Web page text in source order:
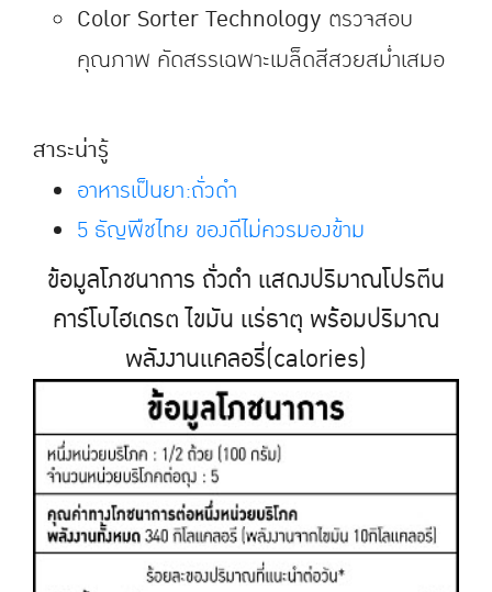
Color Sorter Technology ตรวจสอบ
คุณภาพ คัดสรรเฉพาะเมล็ดสีสวยสม่ำเสมอ
สาระน่ารู้
อาหารเป็นยา:ถั่วดำ
5 ธัญพืชไทย ของดีไม่ควรมองข้าม
ข้อมูลโภชนาการ ถั่วดำ เเสดงปริมาณโปรตีน
คาร์โบไฮเดรต ไขมัน เเร่ธาตุ พร้อมปริมาณ
พลังงานเเคลอรี่(calories)​